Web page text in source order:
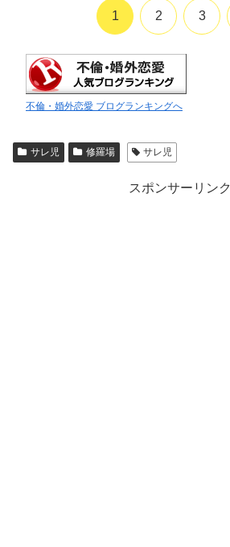
1 2 3
不倫・婚外恋愛 ブログランキングへ
サレ児 修羅場 サレ児
スポンサーリンク